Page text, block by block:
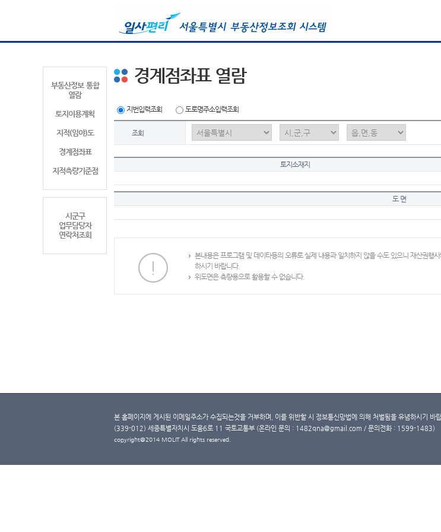
부동산정보 통합
열람
토지이용계획
지적(임야)도
경계점좌표
지적측량기준점
시군구
업무담당자
연락처조회
경계점좌표 열람
지번입력조회 도로명주소입력조회
조회
토지소재지
도 면
본내용은 프로그램 및 데이타등의 오류로 실제 내용과 일치하지 않을 수도 있으니 재산권행
하시기 바랍니다.
위도면은 측량용으로 활용할 수 없습니다.
본 홈페이지에 게시된 이메일주소가 수집되는것을 거부하며, 이를 위반할 시 정보통신망법에 의해 처벌됨을 유념하시기 바
(339-012) 세종특별자치시 도움6로 11 국토교통부 (온라인 문의 : 1482qna@gmail.com / 문의전화 : 1599-1483)
copyright@2014 MOLIT All rights reserved.